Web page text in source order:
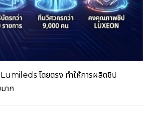
โดยตรง ทำให้การผลิตชิป
าก